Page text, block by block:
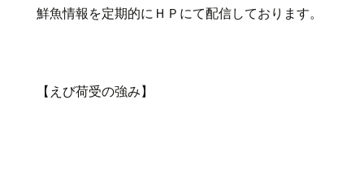
鮮魚情報を定期的にＨＰにて配信しております。
【えび荷受の強み】